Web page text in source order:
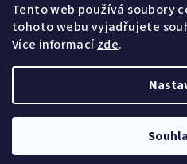
Tento web používá soubory
tohoto webu vyjadřujete
Více informacízde.
Přijímáme online